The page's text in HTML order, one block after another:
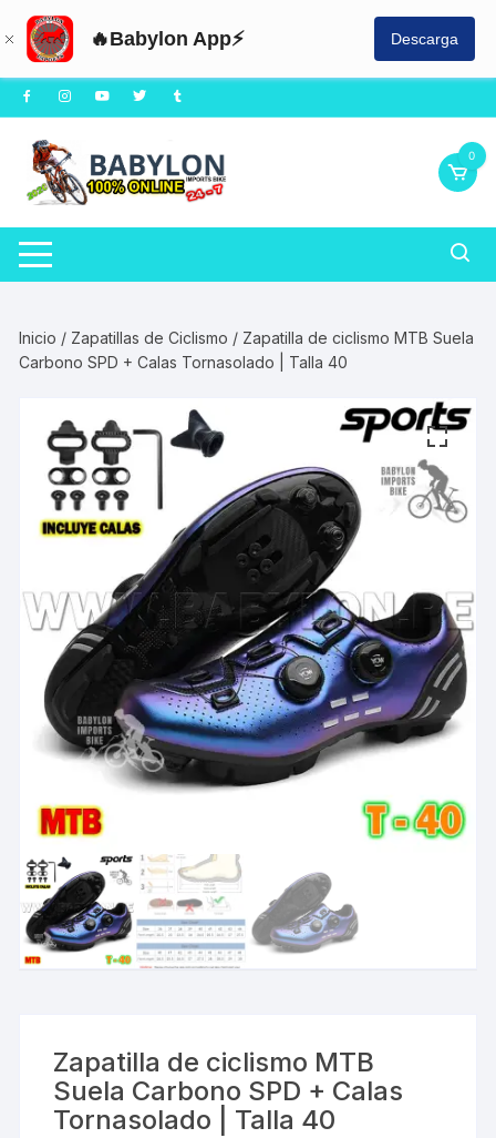
🔥Babylon App⚡ Descarga
Saltar
al
contenido
0
Inicio / Zapatillas de Ciclismo / Zapatilla de ciclismo MTB Suela
Carbono SPD + Calas Tornasolado | Talla 40
Zapatilla de ciclismo MTB
Suela Carbono SPD + Calas
Tornasolado | Talla 40